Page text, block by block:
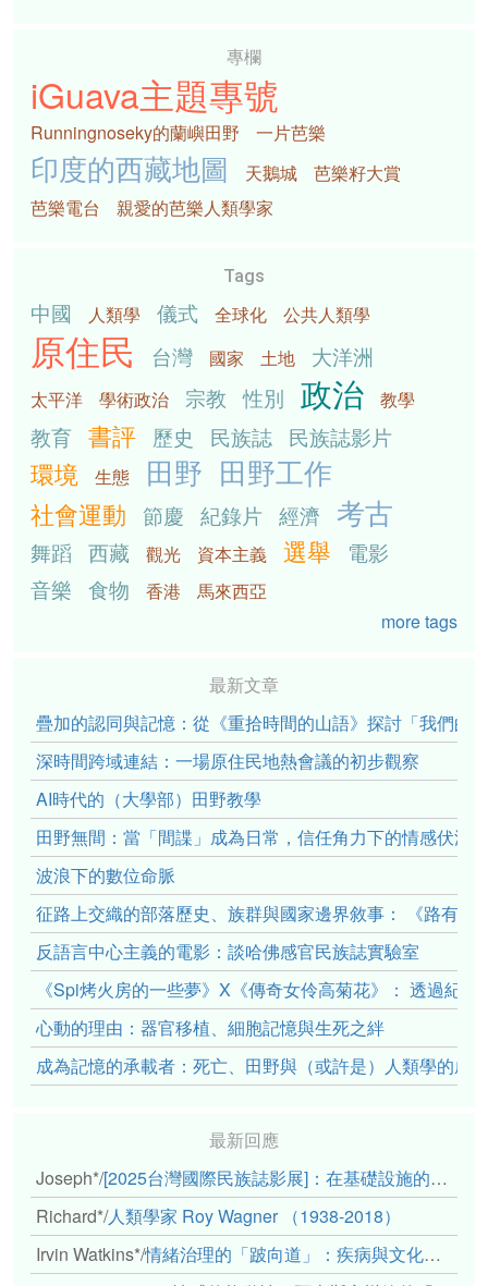
專欄
iGuava主題專號
Runningnoseky的蘭嶼田野 一片芭樂
印度的西藏地圖 天鵝城
芭樂籽大賞
芭樂電台
親愛的芭樂人類學家
Tags
中國 人類學 儀式 全球化 公共人類學
原住民 台灣 國家 土地 大洋洲
太平洋 學術政治 宗教 性別 政治 教學
教育 書評 歷史 民族誌 民族誌影片
環境 生態 田野 田野工作
社會運動 節慶 紀錄片 經濟 考古
舞蹈 西藏 觀光 資本主義 選舉
電影
音樂 食物 香港
馬來西亞
more tags
最新文章
疊加的認同與記憶：從《重拾時間的山語》探討「我們的
深時間跨域連結：一場原住民地熱會議的初步觀察
AI時代的（大學部）田野教學
田野無間：當「間諜」成為日常，信任角力下的情感伏流
波浪下的數位命脈
征路上交織的部落歷史、族群與國家邊界敘事： 《路有
反語言中心主義的電影：談哈佛感官民族誌實驗室
《Spi烤火房的一些夢》X《傳奇女伶高菊花》： 透過紀
心動的理由：器官移植、細胞記憶與生死之絆
成為記憶的承載者：死亡、田野與（或許是）人類學的成
最新回應
Joseph*/[2025台灣國際民族誌影展]：在基礎設施的邊緣，聆聽人的呼吸
Richard*/人類學家 Roy Wagner （1938-2018）
Irvin Watkins*/情緒治理的「跛向道」：疾病與文化象徵的轉變舉例